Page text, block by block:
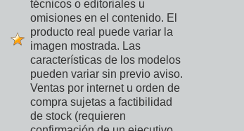
técnicos o editoriales u
omisiones en el contenido. El
producto real puede variar la
imagen mostrada. Las
características de los modelos
pueden variar sin previo aviso.
Ventas por internet u orden de
compra sujetas a factibilidad
de stock (requieren